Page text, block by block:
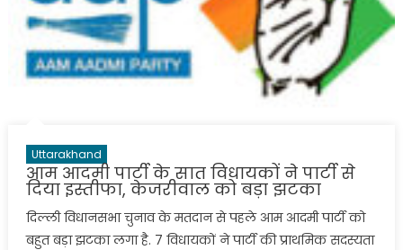
Uttarakhand
आम आदमी पार्टी के सात विधायकों ने पार्टी से
दिया इस्तीफा, केजरीवाल को बड़ा झटका
दिल्ली विधानसभा चुनाव के मतदान से पहले आम आदमी पार्टी को
बहुत बड़ा झटका लगा है. 7 विधायकों ने पार्टी की प्राथमिक सदस्यता